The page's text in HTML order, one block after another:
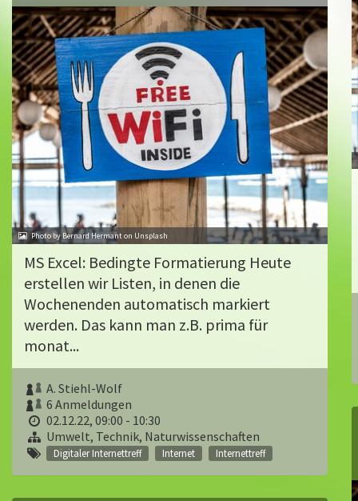
Photo by Bernard Hermant on Unsplash
MS Excel: Bedingte Formatierung Heute
erstellen wir Listen, in denen die
Wochenenden automatisch markiert
werden. Das kann man z.B. prima für
monat...
A. Stiehl-Wolf
6 Anmeldungen
02.12.22, 09:00 - 10:30
Umwelt, Technik, Naturwissenschaften
Digitaler Internettreff Internet Internettreff